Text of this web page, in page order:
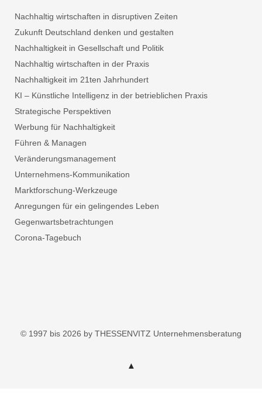
Nachhaltig wirtschaften in disruptiven Zeiten
Zukunft Deutschland denken und gestalten
Nachhaltigkeit in Gesellschaft und Politik
Nachhaltig wirtschaften in der Praxis
Nachhaltigkeit im 21ten Jahrhundert
KI – Künstliche Intelligenz in der betrieblichen Praxis
Strategische Perspektiven
Werbung für Nachhaltigkeit
Führen & Managen
Veränderungsmanagement
Unternehmens-Kommunikation
Marktforschung-Werkzeuge
Anregungen für ein gelingendes Leben
Gegenwartsbetrachtungen
Corona-Tagebuch
© 1997 bis 2026 by THESSENVITZ Unternehmensberatung